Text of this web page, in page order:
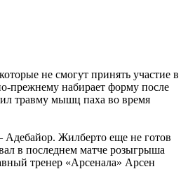
не смогут принять участие в
прежнему набирает форму после
травму мышц паха во время
Жилберто еще не готов
в последнем матче розыгрыша
тренер «Арсенала» Арсен